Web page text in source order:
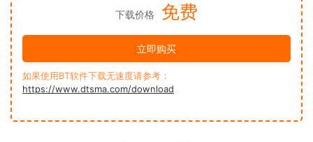
下载价格 免费
立即购买
如果使用BT软件下载无速度请参考：
https://www.dtsma.com/download